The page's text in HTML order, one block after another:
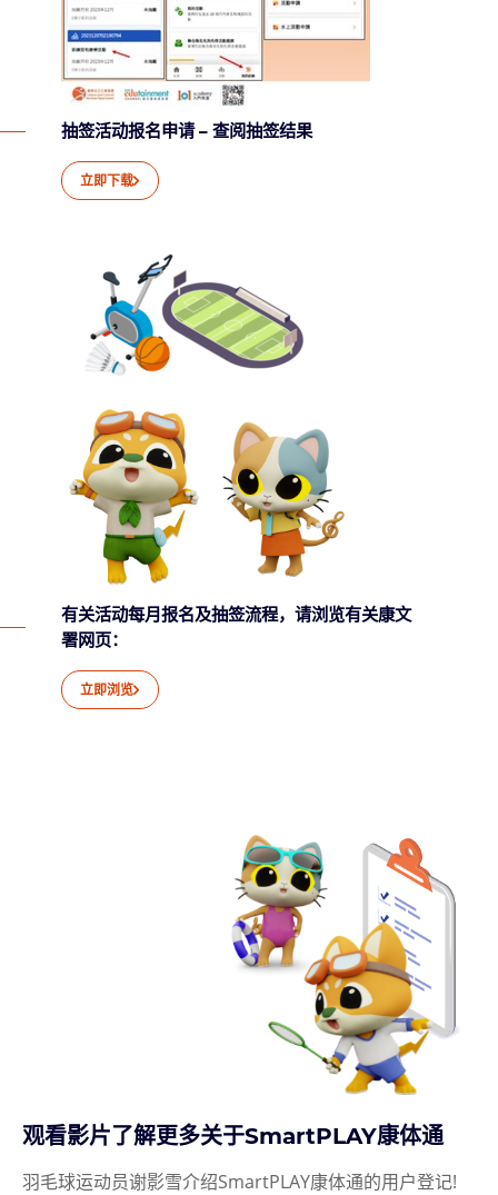
抽签活动报名申请 – 查阅抽签结果
立即下载
有关活动每月报名及抽签流程，请浏览有关康文
署网页：
立即浏览
观看影片了解更多关于SmartPLAY康体通
羽毛球运动员谢影雪介绍SmartPLAY康体通的用户登记!